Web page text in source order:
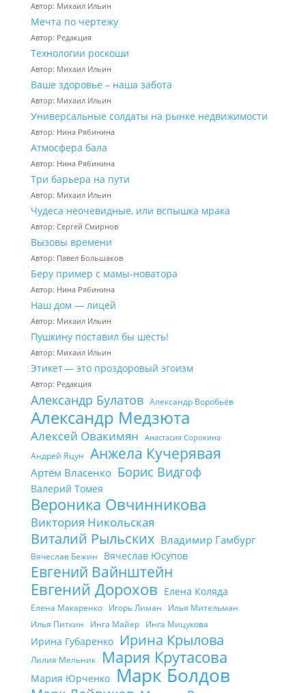
Автор: Михаил Ильин
Мечта по чертежу
Автор: Редакция
Технологии роскоши
Автор: Михаил Ильин
Ваше здоровье – наша забота
Автор: Михаил Ильин
Универсальные солдаты на рынке недвижимости
Автор: Нина Рябинина
Атмосфера бала
Автор: Нина Рябинина
Три барьера на пути
Автор: Михаил Ильин
Чудеса неочевидные, или вспышка мрака
Автор: Сергей Смирнов
Вызовы времени
Автор: Павел Большаков
Беру пример с мамы-новатора
Автор: Нина Рябинина
Наш дом — лицей
Автор: Михаил Ильин
Пушкину поставил бы шесть!
Автор: Михаил Ильин
Этикет — это проздоровый эгоизм
Автор: Редакция
Александр Булатов Александр Воробьёв
Александр Медзюта
Алексей Овакимян Анастасия Сорокина
Андрей Яцун Анжела Кучерявая
Артём Власенко Борис Видгоф
Валерий Томея
Вероника Овчинникова
Виктория Никольская
Виталий Рыльских Владимир Гамбург
Вячеслав Бежин Вячеслав Юсупов
Евгений Вайнштейн
Евгений Дорохов Елена Коляда
Елена Макаренко Игорь Лиман
Илья Мительман
Илья Питкин
Инга Майер Инга Мицукова
Ирина Губаренко Ирина Крылова
Лилия Мельник Мария Крутасова
Мария Юрченко Марк Болдов